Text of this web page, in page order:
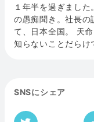
１年半を過ぎまし
の愚痴聞き。社長の
て、日本全国。 天
知らないことだらけ
SNSにシェア